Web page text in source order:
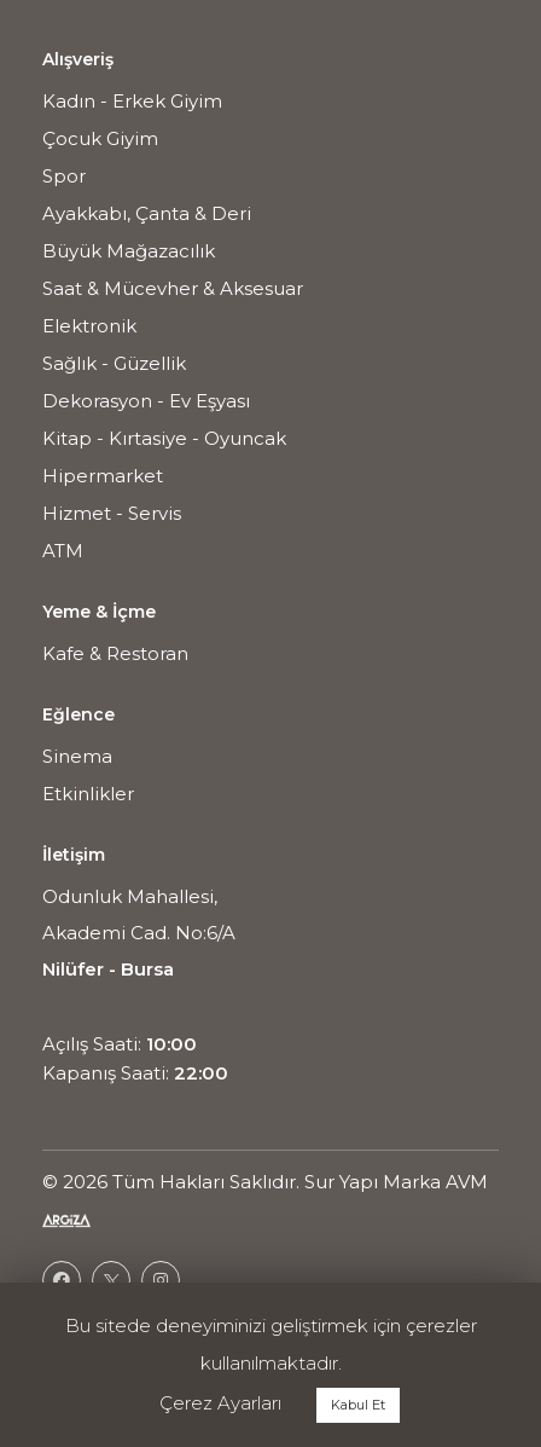
Alışveriş
Kadın - Erkek Giyim
Çocuk Giyim
Spor
Ayakkabı, Çanta & Deri
Büyük Mağazacılık
Saat & Mücevher & Aksesuar
Elektronik
Sağlık - Güzellik
Dekorasyon - Ev Eşyası
Kitap - Kırtasiye - Oyuncak
Hipermarket
Hizmet - Servis
ATM
Yeme & İçme
Kafe & Restoran
Eğlence
Sinema
Etkinlikler
İletişim
Odunluk Mahallesi,
Akademi Cad. No:6/A
Nilüfer - Bursa
Açılış Saati: 10:00
Kapanış Saati: 22:00
© 2026 Tüm Hakları Saklıdır. Sur Yapı Marka AVM
Kullanım Koşulları
Bu sitede deneyiminizi geliştirmek için çerezler
kullanılmaktadır.
Çerez Ayarları
Kabul Et